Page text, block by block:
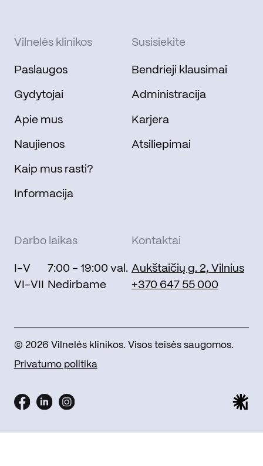
Vilnelės klinikos
Paslaugos
Gydytojai
Apie mus
Naujienos
Kaip mus rasti?
Informacija
Susisiekite
Bendrieji klausimai
Administracija
Karjera
Atsiliepimai
Darbo laikas
I-V
7:00 - 19:00 val.
VI-VII
Nedirbame
Kontaktai
Aukštaičių g. 2, Vilnius
+370 647 55 000
© 2026 Vilnelės klinikos. Visos teisės saugomos.
Privatumo politika